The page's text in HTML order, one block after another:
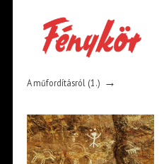
A műfordításról (1.) →